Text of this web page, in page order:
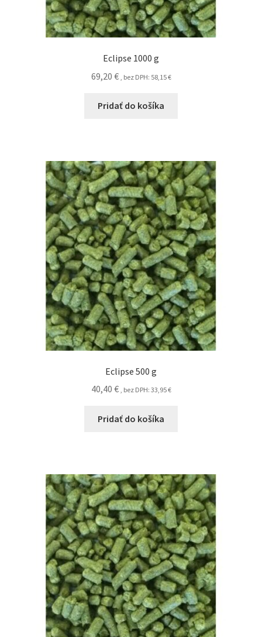
Eclipse 1000 g
69,20 € , bez DPH: 58,15€
Pridať do košíka
Eclipse 500 g
40,40 € , bez DPH: 33,95€
Pridať do košíka